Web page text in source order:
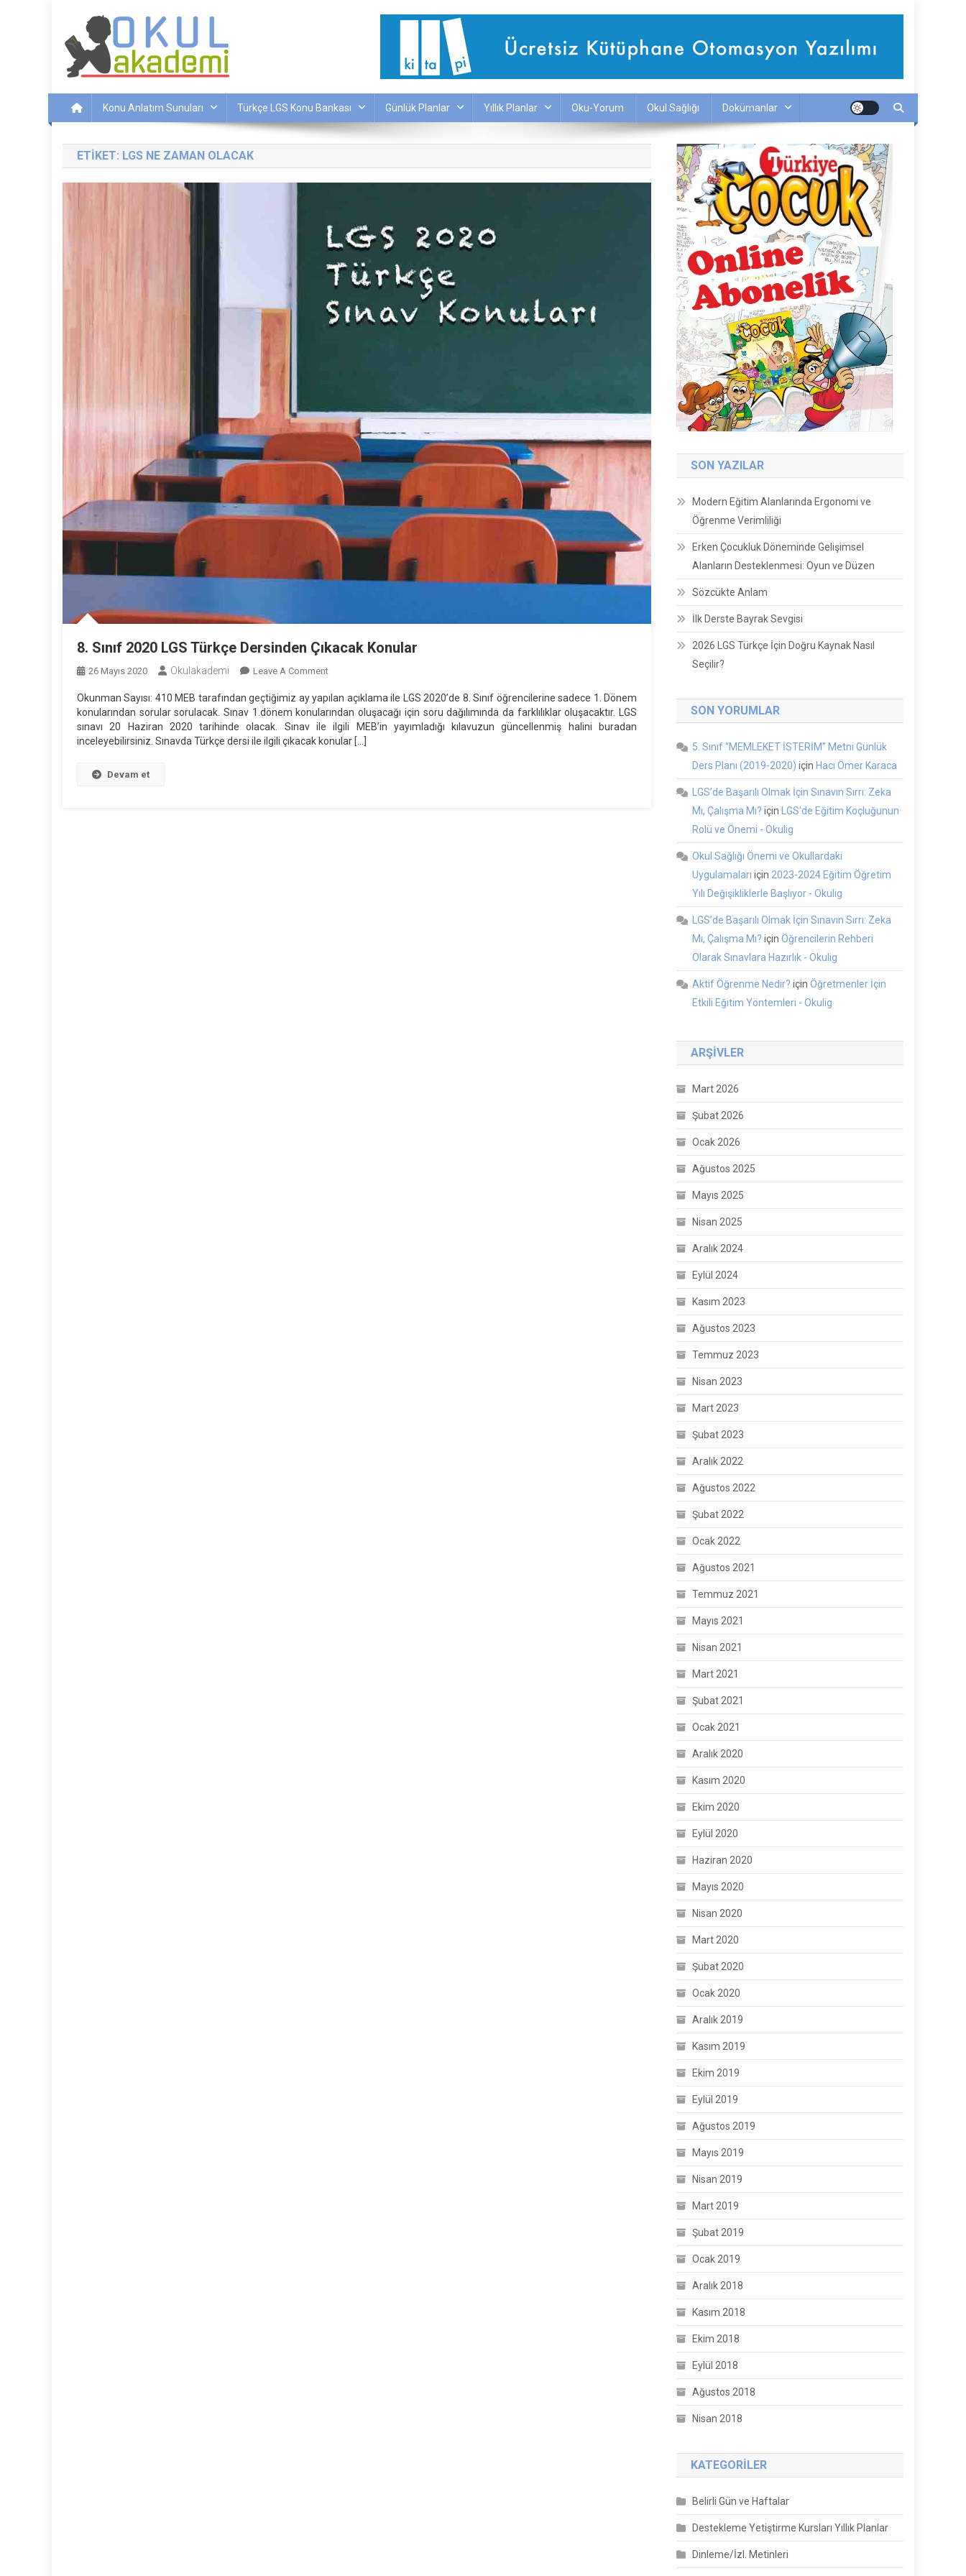
content
Okul Akademi
Konu Anlatım Sunuları
Türkçe LGS Konu Bankası Günlük Planlar Yıllık Planlar Oku-Yorum Okul Sağlığı Dokümanlar
ETIKET: LGS NE ZAMAN OLACAK
8. Sınıf 2020 LGS Türkçe Dersinden Çıkacak Konular
26 Mayıs 2020 Okulakademi Leave A CommentOn
Sınıf
2020
LGS
Okunman Sayısı: 410 MEB tarafından geçtiğimiz ay yapılan açıklama ile LGS 2020’de 8. Sınıf öğrencilerine sadece 1. Dönem
konularından sorular sorulacak. Sınav 1.dönem konularından oluşacağı için soru dağılımında da farklılıklar oluşacaktır. LGS
sınavı 20 Haziran 2020 tarihinde olacak. Sınav ile ilgili MEB’in yayımladığı kılavuzun güncellenmiş halini buradan
inceleyebilirsiniz. Sınavda Türkçe dersi ile ilgili çıkacak konular […]
Devam et
SON YAZILAR
Modern Eğitim Alanlarında Ergonomi ve
Öğrenme Verimliliği
Erken Çocukluk Döneminde Gelişimsel
Alanların Desteklenmesi: Oyun ve Düzen
Sözcükte Anlam
İlk Derste Bayrak Sevgisi
2026 LGS Türkçe İçin Doğru Kaynak Nasıl
Seçilir?
SON YORUMLAR
5. Sınıf “MEMLEKET İSTERİM” Metni Günlük
Ders Planı (2019-2020) için Hacı Ömer Karaca
LGS’de Başarılı Olmak İçin Sınavın Sırrı: Zeka
Mı, Çalışma Mı? için
LGS'de Eğitim Koçluğunun
Rolü ve Önemi - Okulig
Okul Sağlığı Önemi ve Okullardaki
Uygulamaları için 2023-2024 Eğitim Öğretim
Yılı Değişikliklerle Başlıyor - Okulig
LGS’de Başarılı Olmak İçin Sınavın Sırrı: Zeka
Mı, Çalışma Mı? içinÖğrencilerin Rehberi
Olarak Sınavlara Hazırlık - Okulig
Aktif Öğrenme Nedir? içinÖğretmenler İçin
Etkili Eğitim Yöntemleri - Okulig
ARŞIVLER
Mart 2026
Şubat 2026
Ocak 2026
Ağustos 2025
Mayıs 2025
Nisan 2025
Aralık 2024
Eylül 2024
Kasım 2023
Ağustos 2023
Temmuz 2023
Nisan 2023
Mart 2023
Şubat 2023
Aralık 2022
Ağustos 2022
Şubat 2022
Ocak 2022
Ağustos 2021
Temmuz 2021
Mayıs 2021
Nisan 2021
Mart 2021
Şubat 2021
Ocak 2021
Aralık 2020
Kasım 2020
Ekim 2020
Eylül 2020
Haziran 2020
Mayıs 2020
Nisan 2020
Mart 2020
Şubat 2020
Ocak 2020
Aralık 2019
Kasım 2019
Ekim 2019
Eylül 2019
Ağustos 2019
Mayıs 2019
Nisan 2019
Mart 2019
Şubat 2019
Ocak 2019
Aralık 2018
Kasım 2018
Ekim 2018
Eylül 2018
Ağustos 2018
Nisan 2018
KATEGORILER
Belirli Gün ve Haftalar
Destekleme Yetiştirme Kursları Yıllık Planlar
Dinleme/İzl. Metinleri